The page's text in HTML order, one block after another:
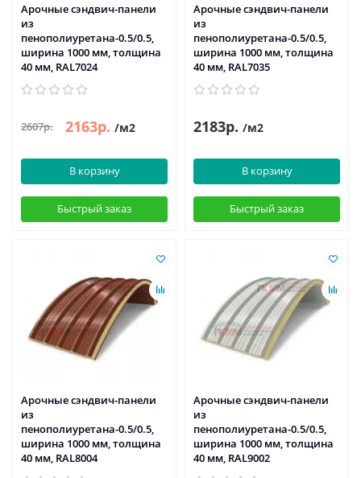
Арочные сэндвич-панели
из
пенополиуретана-0.5/0.5,
ширина 1000 мм, толщина
40 мм, RAL7024
2607р. 2163р. /м2
В корзину
Быстрый заказ
Арочные сэндвич-панели
из
пенополиуретана-0.5/0.5,
ширина 1000 мм, толщина
40 мм, RAL7035
2183р. /м2
В корзину
Быстрый заказ
Арочные сэндвич-панели
из
пенополиуретана-0.5/0.5,
ширина 1000 мм, толщина
40 мм, RAL8004
Арочные сэндвич-панели
из
пенополиуретана-0.5/0.5,
ширина 1000 мм, толщина
40 мм, RAL9002